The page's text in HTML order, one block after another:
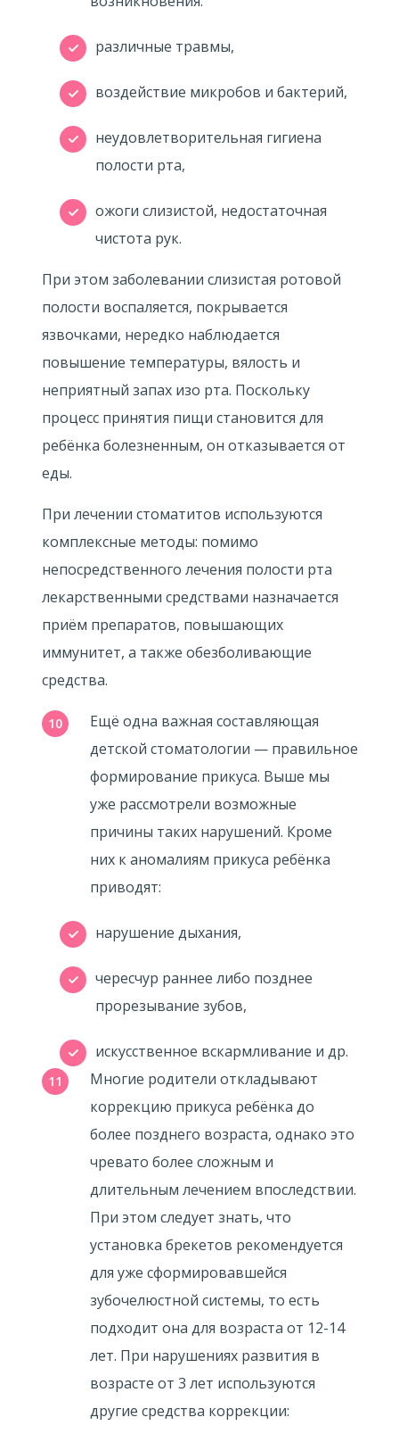
различные травмы,
воздействие микробов и бактерий,
неудовлетворительная гигиена
полости рта,
ожоги слизистой, недостаточная
чистота рук.
При этом заболевании слизистая ротовой
полости воспаляется, покрывается
язвочками, нередко наблюдается
повышение температуры, вялость и
неприятный запах изо рта. Поскольку
процесс принятия пищи становится для
ребёнка болезненным, он отказывается от
еды.
При лечении стоматитов используются
комплексные методы: помимо
непосредственного лечения полости рта
лекарственными средствами назначается
приём препаратов, повышающих
иммунитет, а также обезболивающие
средства.
Ещё одна важная составляющая
детской стоматологии — правильное
формирование прикуса. Выше мы
уже рассмотрели возможные
причины таких нарушений. Кроме
них к аномалиям прикуса ребёнка
приводят:
нарушение дыхания,
чересчур раннее либо позднее
прорезывание зубов,
искусственное вскармливание и др.
Многие родители откладывают
коррекцию прикуса ребёнка до
более позднего возраста, однако это
чревато более сложным и
длительным лечением впоследствии.
При этом следует знать, что
установка брекетов рекомендуется
для уже сформировавшейся
зубочелюстной системы, то есть
подходит она для возраста от 12-14
лет. При нарушениях развития в
возрасте от 3 лет используются
другие средства коррекции: